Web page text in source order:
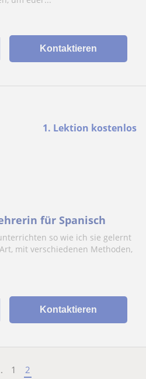
Kontaktieren
1. Lektion kostenlos
für Spanisch
so wie ich sie gelernt
mit verschiedenen Methoden,
Kontaktieren
1 2